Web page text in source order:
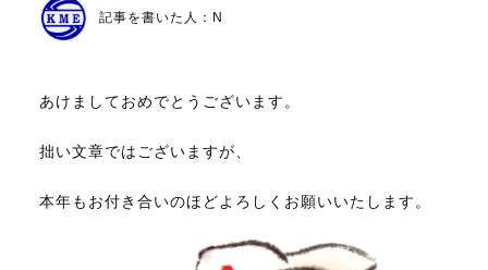
記事を書いた人：N
あけましておめでとうございます。
拙い文章ではございますが、
本年もお付き合いのほどよろしくお願いいたします。